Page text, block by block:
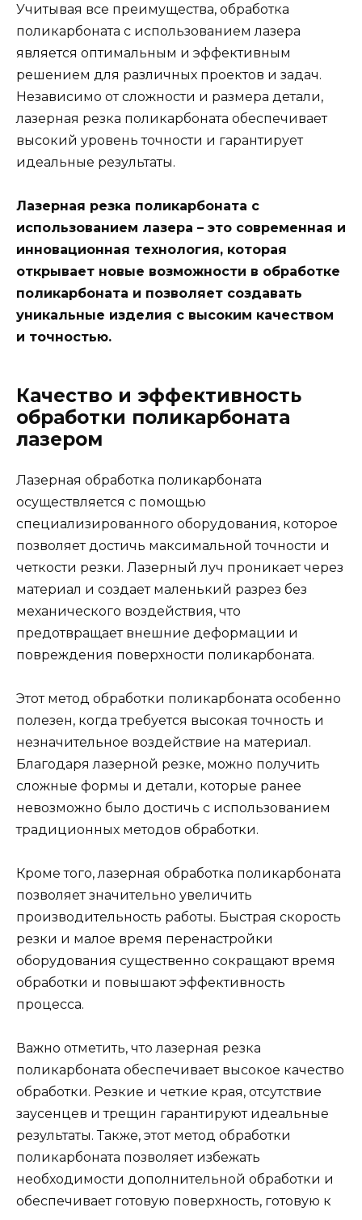
Учитывая все преимущества, обработка
поликарбоната с использованием лазера
является оптимальным и эффективным
решением для различных проектов и задач.
Независимо от сложности и размера детали,
лазерная резка поликарбоната обеспечивает
высокий уровень точности и гарантирует
идеальные результаты.
Лазерная резка поликарбоната с
использованием лазера – это современная и
инновационная технология, которая
открывает новые возможности в обработке
поликарбоната и позволяет создавать
уникальные изделия с высоким качеством
и точностью.
Качество и эффективность
обработки поликарбоната
лазером
Лазерная обработка поликарбоната
осуществляется с помощью
специализированного оборудования, которое
позволяет достичь максимальной точности и
четкости резки. Лазерный луч проникает через
материал и создает маленький разрез без
механического воздействия, что
предотвращает внешние деформации и
повреждения поверхности поликарбоната.
Этот метод обработки поликарбоната особенно
полезен, когда требуется высокая точность и
незначительное воздействие на материал.
Благодаря лазерной резке, можно получить
сложные формы и детали, которые ранее
невозможно было достичь с использованием
традиционных методов обработки.
Кроме того, лазерная обработка поликарбоната
позволяет значительно увеличить
производительность работы. Быстрая скорость
резки и малое время перенастройки
оборудования существенно сокращают время
обработки и повышают эффективность
процесса.
Важно отметить, что лазерная резка
поликарбоната обеспечивает высокое качество
обработки. Резкие и четкие края, отсутствие
заусенцев и трещин гарантируют идеальные
результаты. Также, этот метод обработки
поликарбоната позволяет избежать
необходимости дополнительной обработки и
обеспечивает готовую поверхность, готовую к